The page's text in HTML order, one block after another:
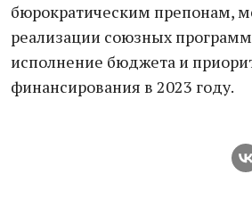
бюрократическим препонам,
реализации союзных
исполнение бюджета и
финансирования в 2023 году.